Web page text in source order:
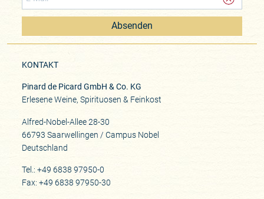
Absenden
KONTAKT
Pinard de Picard GmbH & Co. KG
Erlesene Weine, Spirituosen & Feinkost
Alfred-Nobel-Allee 28-30
66793 Saarwellingen / Campus Nobel
Deutschland
Tel.: +49 6838 97950-0
Fax: +49 6838 97950-30